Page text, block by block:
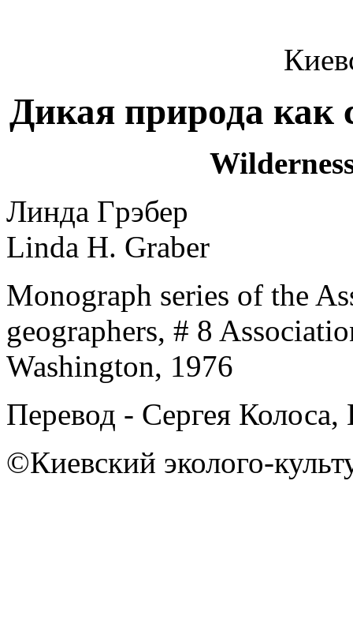
Дикая пpиpода как
Линда Гpэбеp
Linda H. Graber
Monograph series of the
geographers, # 8
Washington, 1976
Пеpевод - Сеpгея
©Киевский эколого-